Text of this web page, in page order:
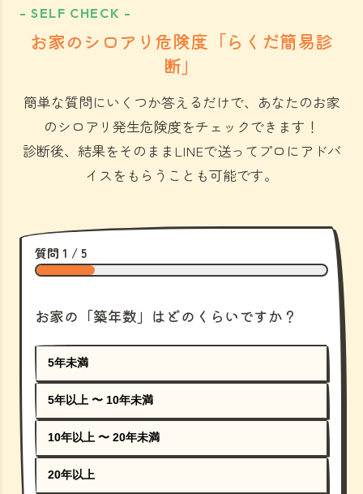
- SELF CHECK -
お家のシロアリ危険度「らくだ簡易診
断」
簡単な質問にいくつか答えるだけで、あなたのお家
のシロアリ発生危険度をチェックできます！
診断後、結果をそのままLINEで送ってプロにアドバ
イスをもらうことも可能です。
質問 1 / 5
お家の「築年数」はどのくらいですか？
5年未満
5年以上 〜 10年未満
10年以上 〜 20年未満
20年以上